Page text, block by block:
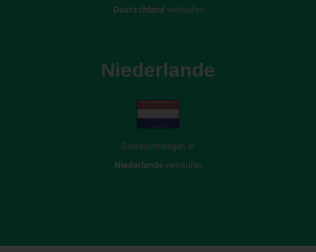
Deutschland verkaufen
Niederlande
Gebrauchtwagen in
Niederlandeverkaufen